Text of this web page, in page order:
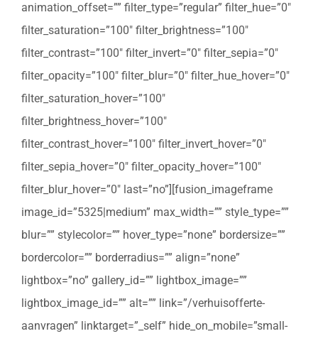
animation_offset=”” filter_type=”regular” filter_hue=”0″
filter_saturation=”100″ filter_brightness=”100″
filter_contrast=”100″ filter_invert=”0″ filter_sepia=”0″
filter_opacity=”100″ filter_blur=”0″ filter_hue_hover=”0″
filter_saturation_hover=”100″
filter_brightness_hover=”100″
filter_contrast_hover=”100″ filter_invert_hover=”0″
filter_sepia_hover=”0″ filter_opacity_hover=”100″
filter_blur_hover=”0″ last=”no”][fusion_imageframe
image_id=”5325|medium” max_width=”” style_type=””
blur=”” stylecolor=”” hover_type=”none” bordersize=””
bordercolor=”” borderradius=”” align=”none”
lightbox=”no” gallery_id=”” lightbox_image=””
lightbox_image_id=”” alt=”” link=”/verhuisofferte-
aanvragen” linktarget=”_self” hide_on_mobile=”small-